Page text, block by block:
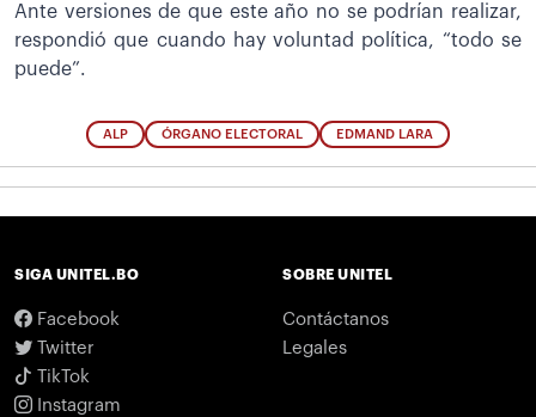
Ante versiones de que este año no se podrían realizar,
respondió que cuando hay voluntad política, “todo se
puede”.
ALP ÓRGANO ELECTORAL EDMAND LARA
SIGA UNITEL.BO
Facebook
Twitter
TikTok
Instagram
SOBRE UNITEL
Contáctanos
Legales